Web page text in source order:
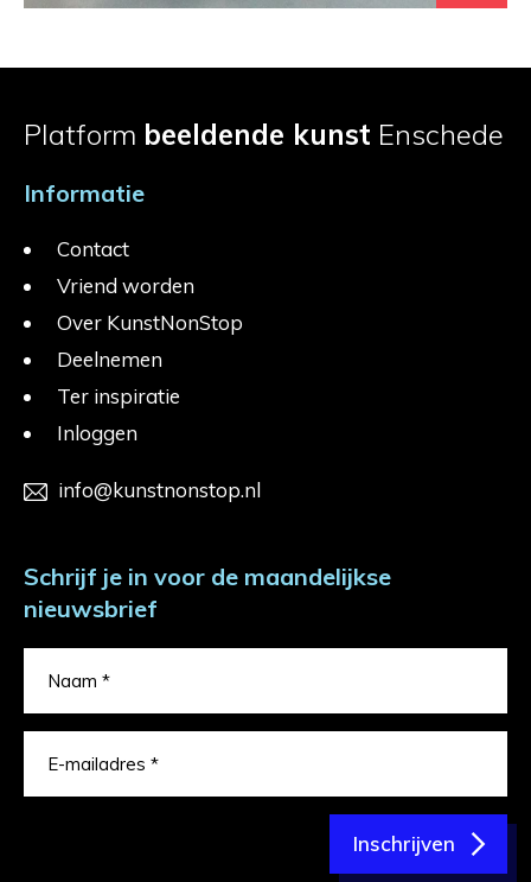
Platform beeldende kunst Enschede
Informatie
Contact
Vriend worden
Over KunstNonStop
Deelnemen
Ter inspiratie
Inloggen
info@kunstnonstop.nl
Schrijf je in voor de maandelijkse
nieuwsbrief
Inschrijven